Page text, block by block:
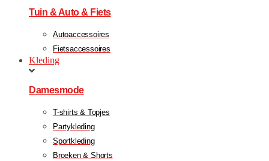
Tuin & Auto & Fiets
Autoaccessoires
Fietsaccessoires
Kleding
Damesmode
T-shirts & Topjes
Partykleding
Sportkleding
Broeken & Shorts